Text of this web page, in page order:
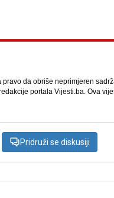
da obriše neprimjeren
portala Vijesti.ba. Ova
Pridruži se diskusiji